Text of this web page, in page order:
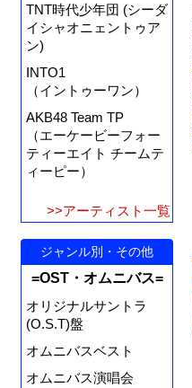
TNT時代少年団 (シーダ
イシャオニェントゥア
ン)
INTO1
（イントゥーワン）
AKB48 Team TP
（エーケービーフォー
ティーエイト チームテ
ィーピー）
>>アーティスト一覧
ジャンル別・その他
=OST・オムニバス=
オリジナルサントラ
(O.S.T)盤
オムニバスベスト
オムニバス演唱会